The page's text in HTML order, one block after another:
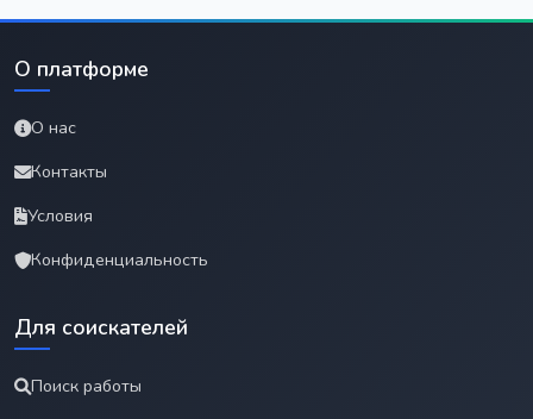
О платформе
О нас
Контакты
Условия
Конфиденциальность
Для соискателей
Поиск работы